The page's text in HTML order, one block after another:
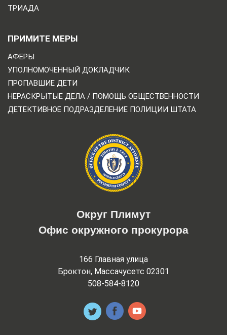
ТРИАДА
ПРИМИТЕ МЕРЫ
АФЕРЫ
УПОЛНОМОЧЕННЫЙ ДОКЛАДЧИК
ПРОПАВШИЕ ДЕТИ
НЕРАСКРЫТЫЕ ДЕЛА / ПОМОЩЬ ОБЩЕСТВЕННОСТИ
ДЕТЕКТИВНОЕ ПОДРАЗДЕЛЕНИЕ ПОЛИЦИИ ШТАТА
Округ Плимут
Офис окружного прокурора
166 Главная улица
Броктон, Массачусетс 02301
508-584-8120